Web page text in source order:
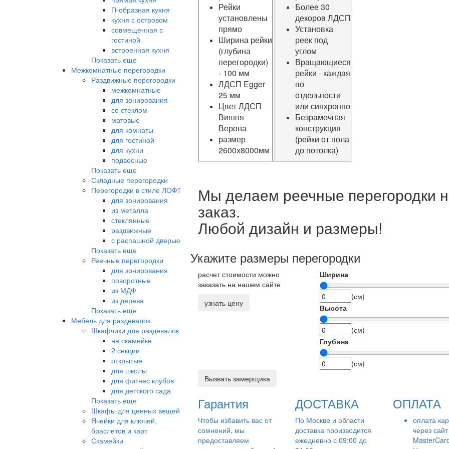
П-образная кухня
кухня с островом
совмещенная с
гостиной
встроенная кухня
Показать еще
Межкомнатные перегородки
Раздвижные перегородки
межкомнатные
для зонирования
со стеклом
матовые
для комнаты
для гостиной
для кухни
подвесные
Показать еще
Складные перегородки
Перегородки в стиле ЛОФТ
для зонирования
из металла
стеклянные
раздвижные
с распашной дверью
Показать еще
Реечные перегородки
для зонирования
поворотные
из МДФ
из дерева
Показать еще
Мебель для раздевалок
Шкафчики для раздевалок
на скамейке
2 секции
открытые
для школы
для фитнес клубов
для детского сада
Показать еще
Шкафы для ценных вещей
Ячейки для ключей,
браслетов и карт
Скамейки
Рейки
установлены
прямо
Ширина рейки
(глубина
перегородки)
- 100 мм
ЛДСП Egger
25 мм
Цвет ЛДСП
Вишня
Верона
размер
2600х8000мм
Более 30
декоров ЛДСП
Установка
реек под
углом
Вращающиеся
рейки - каждая
по
отдельности
или синхронно
Безрамочная
конструкция
(рейки от пола
до потолка)
Мы делаем реечные перегородки
заказ.
Любой дизайн и размеры!
Укажите размеры перегородки
расчет стоимости можно
заказать на нашем сайте
узнать цену
Ширина
(см)
Высота
(см)
Глубина
(см)
Вызвать замерщика
Гарантия
Чтобы избавить вас от
сомнений, мы
предоставляем
ДОСТАВКА
По Москве и области
доставка производится
ежедневно с 09:00 до
ОПЛАТА
оплата
через